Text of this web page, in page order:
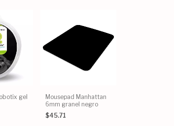
gel
Mousepad Manhattan
6mm granel negro
$45.71